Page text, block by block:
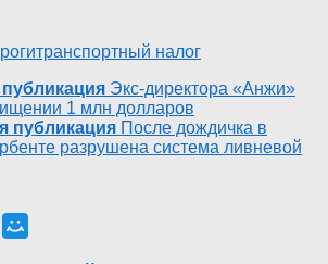
транспортный налог
Экс-ди⁠ректора «Анжи»
1 млн долларов
публикация После дождичка в
разрушена система ливневой